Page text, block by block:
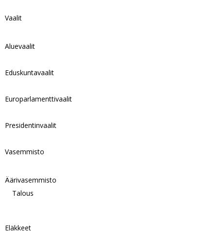
Vaalit
Aluevaalit
Eduskuntavaalit
Europarlamenttivaalit
Presidentinvaalit
Vasemmisto
Äärivasemmisto
Talous
Eläkkeet